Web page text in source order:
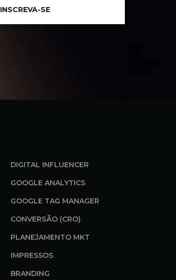
INSCREVA-SE
DIGITAL INFLUENCER
GOOGLE ANALYTICS
GOOGLE TAG MANAGER
CONVERSÃO (CRO)
PLANEJAMENTO MKT
IMPRESSOS
BRANDING